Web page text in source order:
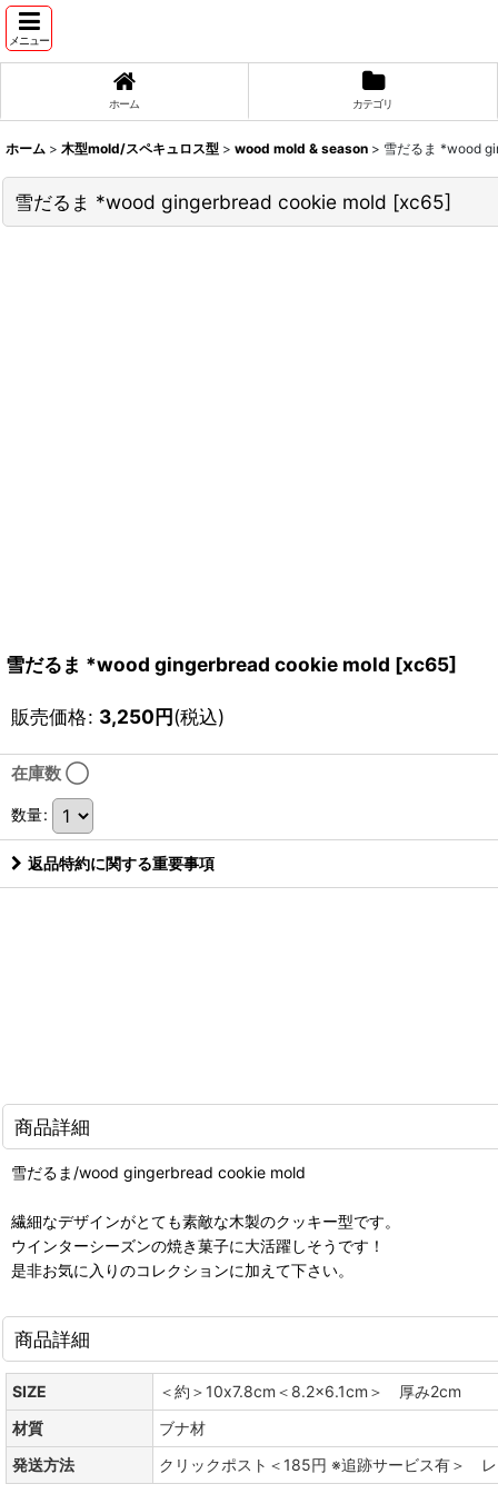
メニュー
ホーム カテゴリ
ホーム > 木型mold/スペキュロス型 > wood mold & season > 雪だるま *wood
雪だるま *wood gingerbread cookie mold [xc65]
雪だるま *wood gingerbread cookie mold [xc65]
販売価格: 3,250円(税込)
在庫数 ◯
数量:
返品特約に関する重要事項
商品詳細
雪だるま/wood gingerbread cookie mold
繊細なデザインがとても素敵な木製のクッキー型です。
ウインターシーズンの焼き菓子に大活躍しそうです！
是非お気に入りのコレクションに加えて下さい。
商品詳細
SIZE
＜約＞10x7.8cm＜8.2x6.1cm＞ 厚み2cm
材質
ブナ材
発送方法
クリックポスト＜185円 ※追跡サービス有＞